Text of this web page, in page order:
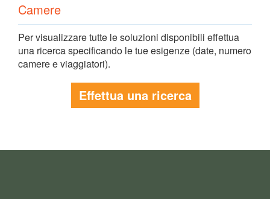
Camere
Per visualizzare tutte le soluzioni disponibili effettua
una ricerca specificando le tue esigenze (date, numero
camere e viaggiatori).
Effettua una ricerca